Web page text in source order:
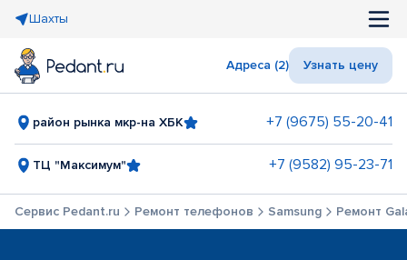
Шахты
Адреса (2) Узнать цену
район рынка мкр-на ХБК +7 (9675) 55-20-41
ТЦ "Максимум" +7 (9582) 95-23-71
Сервис Pedant.ru Ремонт телефонов Samsung Ремонт